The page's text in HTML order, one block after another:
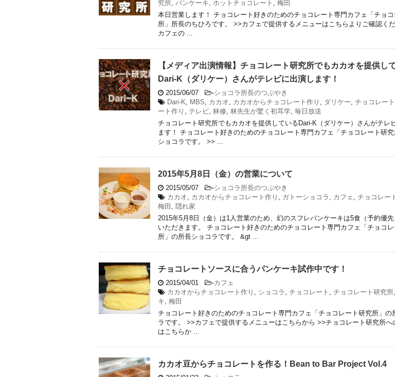
究所 パンケーキ ホットチョコレート
梅田
本日営業します！ チョコレート好きのためのチョコレート専門カフェ「チョ
所」所長のちひろです。 >>カフェで提供するメニューはこちらよりご確認く
カフェの ...
【メディア出演情報】チョコレート研究所でもカカオを提供し
Dari-K（ダリケー）さんがテレビに出演します！
2015/06/07 -ショコラ所長のつぶやき
Dari-K
MBS カカオ カカオからチョコレート作り ダリケー チョコレート
ート作り
テレビ 林修 林先生が驚く初耳学 毎日放送
チョコレート研究所でもカカオを提供しているDari-K（ダリケー）さんがテレ
ます！ チョコレート好きのためのチョコレート専門カフェ「チョコレート研
ショコラです。 >> ...
2015年5月8日（金）の営業について
2015/05/07 -ショコラ所長のつぶやき
カカオ
カカオからチョコレート作り ガトーショコラ カフェ チョコレー
梅田
隠れ家
2015年5月8日（金）は1人営業のため、幻のスフレパンケーキは5食（予約優
いただきます。 チョコレート好きのためのチョコレート専門カフェ「チョコ
所」の所長ショコラです。 &gt ...
チョコレートソースに合うパンケーキ試作中です！
2015/04/01 -カフェ
カカオからチョコレート作り
ショコラ チョコレート チョコレート研究所
キ 梅田
チョコレート好きのためのチョコレート専門カフェ「チョコレート研究所」の
ラです。 >>カフェで提供するメニューはこちらから >>チョコレート研究所へ
はこちらか ...
カカオ豆からチョコレートを作る！Bean to Bar Project Vol.4